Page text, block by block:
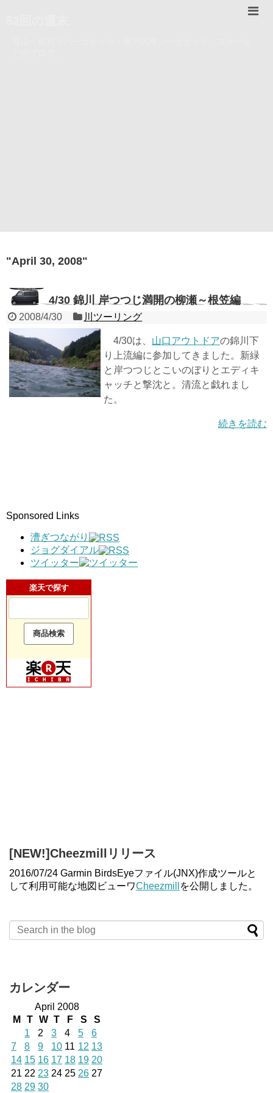
"April 30, 2008"
4/30 錦川 岸つつじ満開の柳瀬～根笠編
2008/4/30 川ツーリング
4/30は、 山口アウトドアの錦川下
り上流編に参加してきました。新緑
と岸つつじとこいのぼりとエディキ
ャッチと撃沈と。清流と戯れまし
た。
続きを読む
Sponsored Links
漕ぎつながり
ジョグダイアル
ツイッター
楽天で探す
[NEW!]Cheezmillリリース
2016/07/24 Garmin BirdsEyeファイル(JNX)作成ツールと
して利用可能な地図ビューワCheezmill を公開しました。
カレンダー
April 2008
M
T W T F S
S
1
2 3 4 5
6
7
8 9 10 11 12 13
14 15 16 17 18 19 20
21 22 23 24 25 26 27
28 29 30